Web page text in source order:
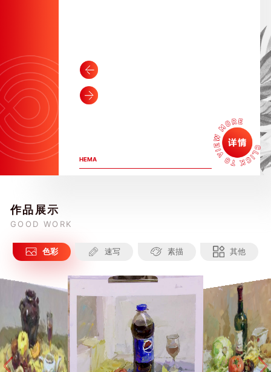
HEMA
作品展示
GOOD WORK
色彩 速写 素描 其他